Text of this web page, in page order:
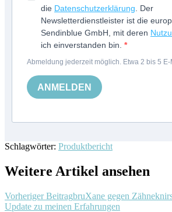
die Datenschutzerklärung. Der
Newsletterdienstleister ist die
Sendinblue GmbH, mit deren
ich einverstanden bin.
Abmeldung jederzeit möglich. Etwa 2 bis 5
ANMELDEN
Schlagwörter: Produktbericht
Weitere Artikel ansehen
Vorheriger BeitragbruXane gegen
Update zu meinen Erfahrungen